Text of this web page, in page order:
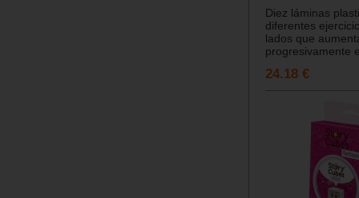
Diez láminas
diferentes
lados que
progresivamente
24.18 €